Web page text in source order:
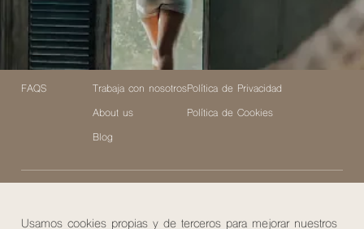
Info y reservas
DelSur Rewards
Agencias
FAQS
Corporativo
Contacto
Newsletter
Trabaja con nosotros
About us
Blog
Condiciones de reserva
Política de Privacidad
Política de Cookies
Usamos cookies propias y de terceros para mejorar nuestros